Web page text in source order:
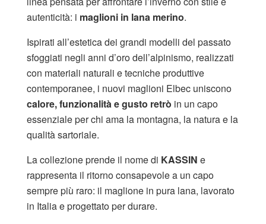
autenticità: i maglioni in lana merino.
Ispirati all’estetica dei grandi modelli del passato
sfoggiati negli anni d’oro dell’alpinismo, realizzati
con materiali naturali e tecniche produttive
contemporanee, i nuovi maglioni Elbec uniscono
calore, funzionalità e gusto retrò in un capo
essenziale per chi ama la montagna, la natura e la
qualità sartoriale.
La collezione prende il nome di KASSIN e
rappresenta il ritorno consapevole a un capo
sempre più raro: il maglione in pura lana, lavorato
in Italia e progettato per durare.